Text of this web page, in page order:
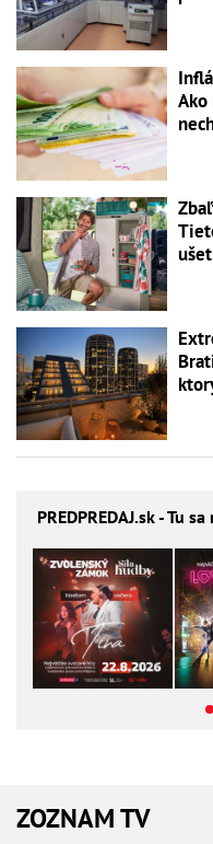
Ako
PREDPREDAJ.sk - Tu
ZOZNAM TV